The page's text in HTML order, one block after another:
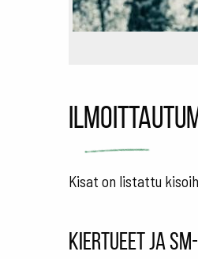
Kisat on listattu
Kiertueet ja